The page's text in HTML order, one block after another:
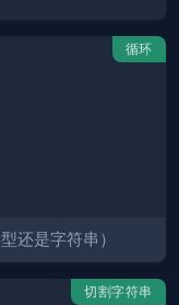
循环
还是字符串）
切割字符串